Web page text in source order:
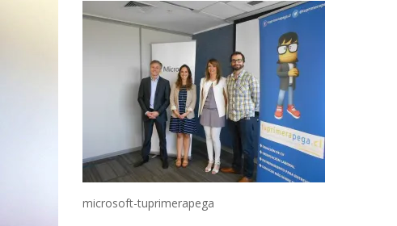
microsoft-tuprimerapega